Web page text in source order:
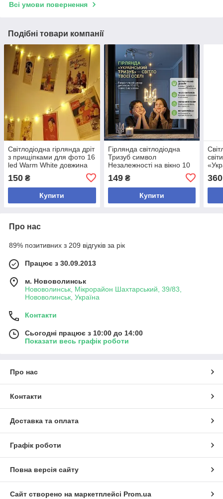
Всі умови повернення
Подібні товари компанії
Світлодіодна гірлянда дріт
з прищіпками для фото 16
led Warm White довжина
2,0 метра на батарейках 2
шт AA
150 ₴
Купити
Гірлянда світлодіодна
Тризуб символ
Незалежності на вікно 10
LED тепле біле світло на
присосці
149₴
Купити
та
стіну
360
Про нас
89% позитивних з 209 відгуків за рік
Працює з 30.09.2013
м. Нововолинськ
Нововолинськ, Мікрорайон Шахтарський, 39/83,
Нововолинськ, Україна
Контакти
Сьогодні працює з 10:00 до 14:00
Показати весь графік роботи
Про нас
Контакти
Доставка та оплата
Графік роботи
Повна версія сайту
Сайт створено на маркетплейсі Prom.ua